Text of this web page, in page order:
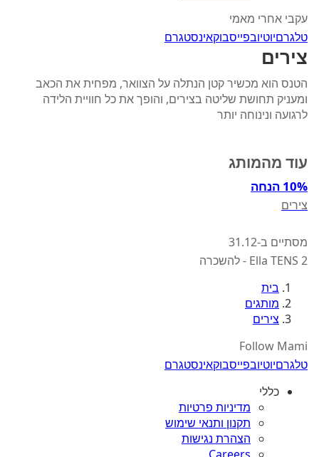
עקבי אחרי מאמי
טלגרםיוטיובפייסבוקאינסטגרם
צירים
הטנס הוא מכשיר קטן הנתלה על הצוואר, מפחית את הכאב
ומעניק תחושת שליטה בצירים, והופך את כל חוויית הלידה
לרגועה ונינוחה יותר
עוד מהמותג
10% הנחה
צירים
מסתיים ב-31.12
Ella TENS 2 - להשכרה
בית
מותגים
צירים
Follow Mami
טלגרםיוטיובפייסבוקאינסטגרם
כללי
מדיניות פרטיות
תקנון ותנאי שימוש
הצהרת נגישות